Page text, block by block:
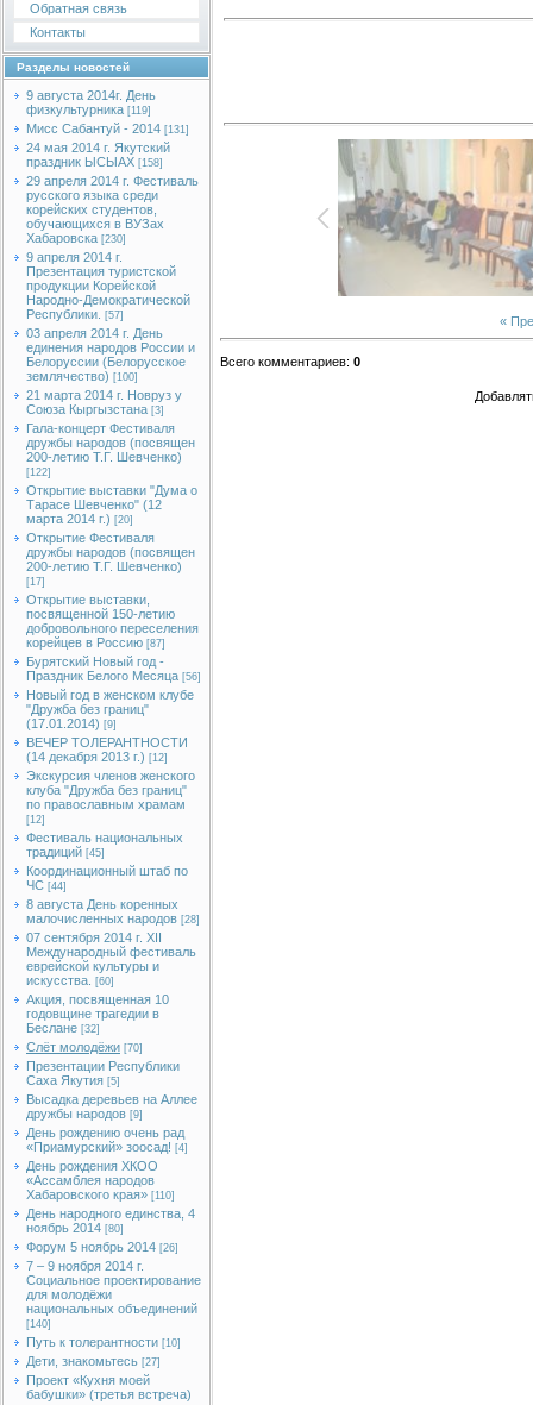
Обратная связь
Контакты
Разделы новостей
9 августа 2014г. День
физкультурника [119]
Мисс Сабантуй - 2014 [131]
24 мая 2014 г. Якутский
праздник ЫСЫАХ [158]
29 апреля 2014 г. Фестиваль
русского языка среди
корейских студентов,
обучающихся в ВУЗах
Хабаровска [230]
9 апреля 2014 г.
Презентация туристской
продукции Корейской
Народно-Демократической
Республики.
[57]
03 апреля 2014 г. День
единения народов России и
Белоруссии (Белорусское
землячество) [100]
21 марта 2014 г. Новруз у
Союза Кыргызстана [3]
Гала-концерт Фестиваля
дружбы народов (посвящен
200-летию Т.Г. Шевченко)
[122]
Открытие выставки "Дума о
Тарасе Шевченко" (12
марта 2014 г.) [20]
Открытие Фестиваля
дружбы народов (посвящен
200-летию Т.Г. Шевченко)
[17]
Открытие выставки,
посвященной 150-летию
добровольного переселения
корейцев в Россию [87]
Бурятский Новый год -
Праздник Белого Месяца [56]
Новый год в женском клубе
"Дружба без границ"
(17.01.2014) [9]
ВЕЧЕР ТОЛЕРАНТНОСТИ
(14 декабря 2013 г.) [12]
Экскурсия членов женского
клуба "Дружба без границ"
по православным храмам
[12]
Фестиваль национальных
традиций [45]
Координационный штаб по
ЧС [44]
8 августа День коренных
малочисленных народов [28]
07 сентября 2014 г. XII
Международный фестиваль
еврейской культуры и
искусства.
[60]
Акция, посвященная 10
годовщине трагедии в
Беслане [32]
Слёт молодёжи [70]
Презентации Республики
Саха Якутия [5]
Высадка деревьев на Аллее
дружбы народов [9]
День рождению очень рад
«Приамурский» зоосад! [4]
День рождения ХКОО
«Ассамблея народов
Хабаровского края» [110]
День народного единства, 4
ноябрь 2014 [80]
Форум 5 ноябрь 2014 [26]
7 – 9 ноября 2014 г.
Социальное проектирование
для молодёжи
национальных объединений
[140]
Путь к толерантности [10]
Дети, знакомьтесь [27]
Проект «Кухня моей
бабушки» (третья встреча)
«
Всего комментариев: 0